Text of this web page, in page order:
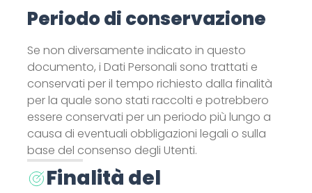
Periodo di conservazione
Se non diversamente indicato in questo
documento, i Dati Personali sono trattati e
conservati per il tempo richiesto dalla finalità
per la quale sono stati raccolti e potrebbero
essere conservati per un periodo più lungo a
causa di eventuali obbligazioni legali o sulla
base del consenso degli Utenti.
Finalità del